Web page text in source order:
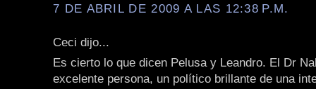
7 DE ABRIL DE 2009 A LAS 12:38 P.M.
Ceci dijo...
Es cierto lo que dicen Pelusa y Leandro. El Dr
excelente persona, un político brillante de una